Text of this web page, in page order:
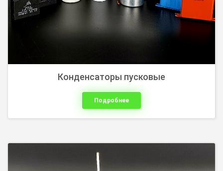
Конденсаторы пусковые
Подробнее